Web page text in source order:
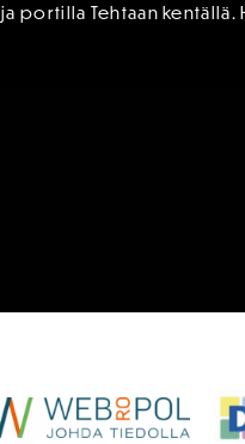
ja portilla Tehtaan kentällä.